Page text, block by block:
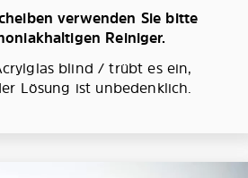
verwenden Sie bitte
Reiniger.
blind / trübt es ein,
Lösung ist unbedenklich.